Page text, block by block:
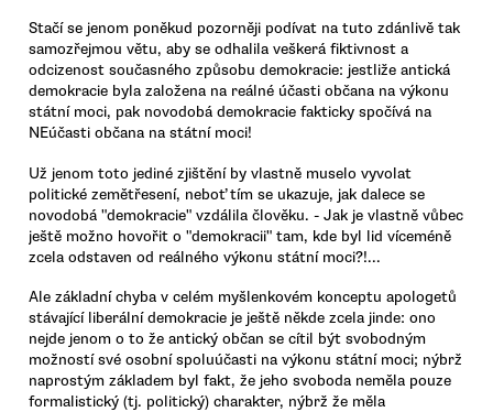
Stačí se jenom poněkud pozorněji podívat na tuto zdánlivě tak
samozřejmou větu, aby se odhalila veškerá fiktivnost a
odcizenost současného způsobu demokracie: jestliže antická
demokracie byla založena na reálné účasti občana na výkonu
státní moci, pak novodobá demokracie fakticky spočívá na
NEúčasti občana na státní moci!
Už jenom toto jediné zjištění by vlastně muselo vyvolat
politické zemětřesení, neboť tím se ukazuje, jak dalece se
novodobá "demokracie" vzdálila člověku. - Jak je vlastně vůbec
ještě možno hovořit o "demokracii" tam, kde byl lid víceméně
zcela odstaven od reálného výkonu státní moci?!...
Ale základní chyba v celém myšlenkovém konceptu apologetů
stávající liberální demokracie je ještě někde zcela jinde: ono
nejde jenom o to že antický občan se cítil být svobodným
možností své osobní spoluúčasti na výkonu státní moci; nýbrž
naprostým základem byl fakt, že jeho svoboda neměla pouze
formalistický (tj. politický) charakter, nýbrž že měla